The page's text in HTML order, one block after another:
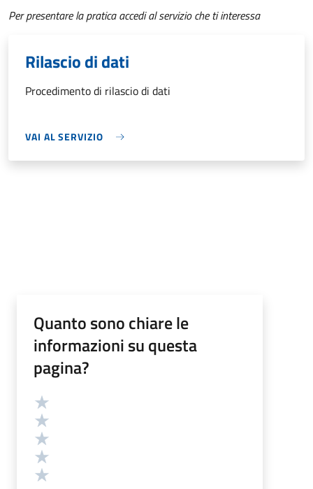
Per presentare la pratica accedi al servizio che ti interessa
Rilascio di dati
Procedimento di rilascio di dati
VAI AL SERVIZIO
Quanto sono chiare le
informazioni su questa
pagina?
Valutazione